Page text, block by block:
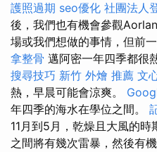
護照過期 seo優化 社團法人
後，我們也有機會參觀
場或我們想做的事情，但前
拿整骨 邁阿密一年四季都很
搜尋技巧 新竹 外燴 推薦 文
熱，早晨可能會涼爽。
年四季的海水在學位之間。
11月到5月，乾燥且大風的
之間將有幾次雷暴，然後有